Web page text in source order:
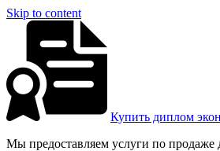
Skip to content
Купить диплом
Мы предоставляем услуги по продаже